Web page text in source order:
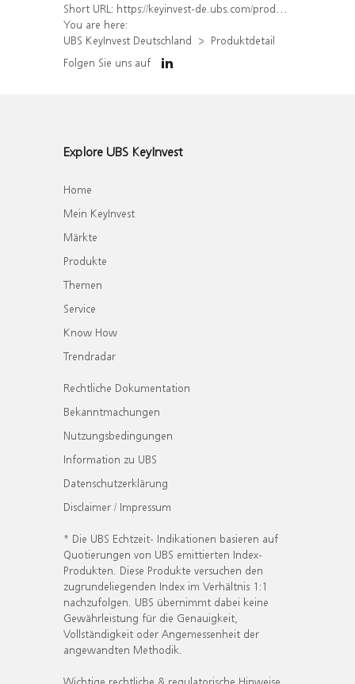
Short URL: https://keyinvest-de.ubs.com/produkt/detail/index/isin/DE000UQ8JNZ9
You are here:
UBS KeyInvest Deutschland
Produktdetail
Folgen Sie uns auf
Explore UBS KeyInvest
Home
Mein KeyInvest
Märkte
Produkte
Themen
Service
Know How
Trendradar
Rechtliche Dokumentation
Bekanntmachungen
Nutzungsbedingungen
Information zu UBS
Datenschutzerklärung
Disclaimer / Impressum
* Die UBS Echtzeit- Indikationen basieren auf
Quotierungen von UBS emittierten Index-
Produkten. Diese Produkte versuchen den
zugrundeliegenden Index im Verhältnis 1:1
nachzufolgen. UBS übernimmt dabei keine
Gewährleistung für die Genauigkeit,
Vollständigkeit oder Angemessenheit der
angewandten Methodik.